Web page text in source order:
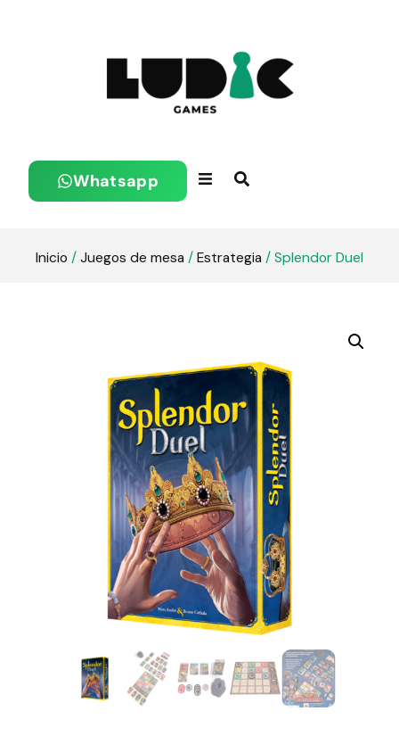
Whatsapp
Inicio /Juegos de mesa /Estrategia / Splendor Duel